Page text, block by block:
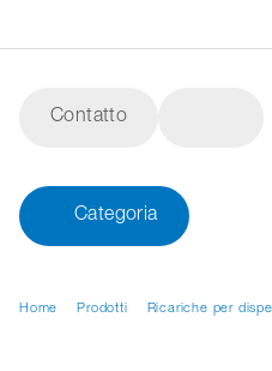
Contatto
Categoria
Home Prodotti Ricariche per